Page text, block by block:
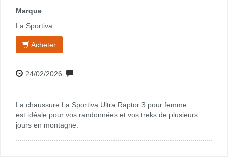
Marque
La Sportiva
Acheter
24/02/2026
La chaussure La Sportiva Ultra Raptor 3 pour femme
est idéale pour vos randonnées et vos treks de plusieurs
jours en montagne.